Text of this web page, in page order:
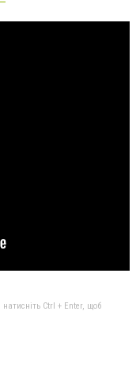
Ctrl + Enter, щоб